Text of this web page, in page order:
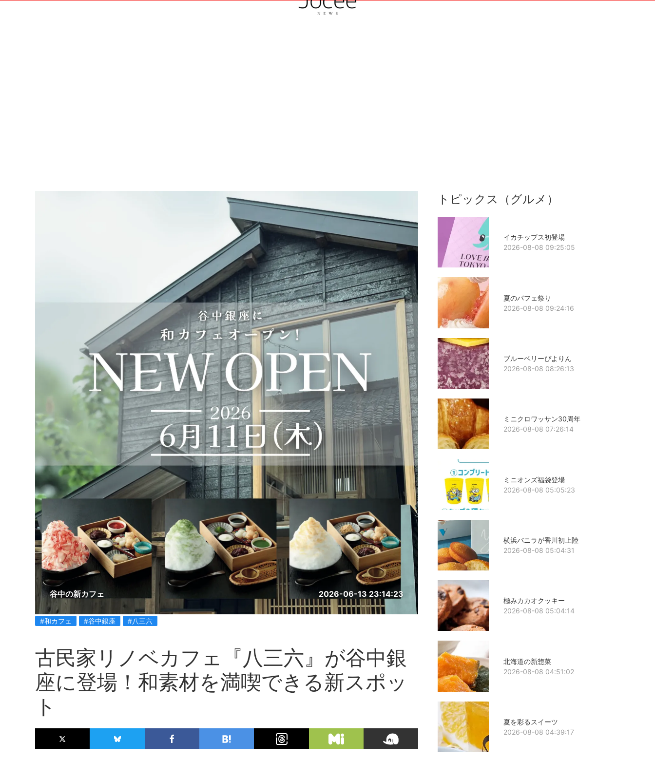
谷中の新カフェ 2026-06-13 23:14:23
#和カフェ #谷中銀座 #八三六
古民家リノベカフェ『八三六』が谷中銀
座に登場！和素材を満喫できる新スポッ
ト
トピックス（グルメ）
イカチップス初登場
2026-08-08 09:25:05
夏のパフェ祭り
2026-08-08 09:24:16
ブルーベリーぴよりん
2026-08-08 08:26:13
ミニクロワッサン30周年
2026-08-08 07:26:14
ミニオンズ福袋登場
2026-08-08 05:05:23
横浜バニラが香川初上陸
2026-08-08 05:04:31
極みカカオクッキー
2026-08-08 05:04:14
北海道の新惣菜
2026-08-08 04:51:02
夏を彩るスイーツ
2026-08-08 04:39:17